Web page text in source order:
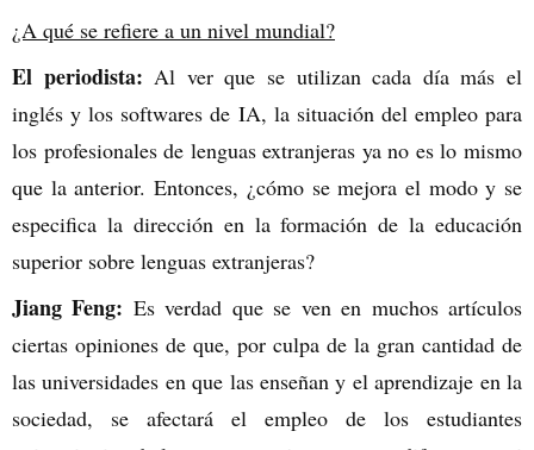
¿A qué se refiere a un nivel mundial?
El periodista: Al ver que se utilizan cada día más el
inglés y los softwares de IA, la situación del empleo para
los profesionales de lenguas extranjeras ya no es lo mismo
que la anterior. Entonces, ¿cómo se mejora el modo y se
especifica la dirección en la formación de la educación
superior sobre lenguas extranjeras?
Jiang Feng: Es verdad que se ven en muchos artículos
ciertas opiniones de que, por culpa de la gran cantidad de
las universidades en que las enseñan y el aprendizaje en la
sociedad, se afectará el empleo de los estudiantes